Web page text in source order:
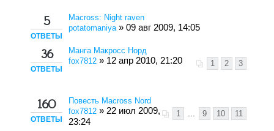
5
ОТВЕТЫ
Macross: Night raven
potatomaniya » 09 авг 2009, 14:05
36
ОТВЕТЫ
Манга Макросс Норд
1
2 3
fox7812 » 12 апр 2010, 21:20
160
ОТВЕТЫ
Повесть Macross Nord
1
... 9 10 11
fox7812 » 22 июл 2009,
23:24